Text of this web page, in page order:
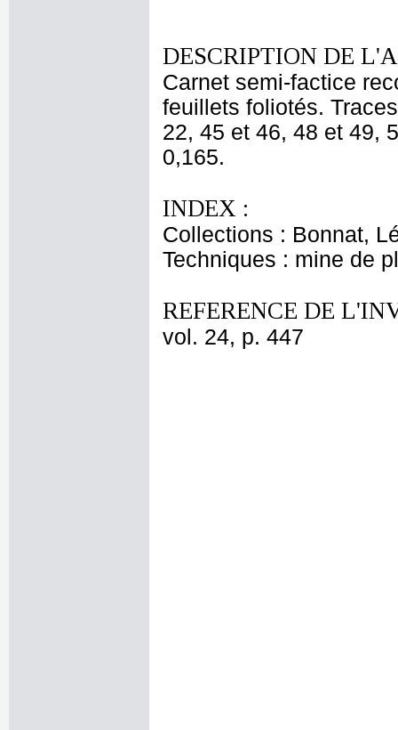
DESCRIPTION DE
Carnet semi-factice
feuillets foliotés.
22, 45 et 46, 48 et 49,
0,165.
INDEX :
Collections : Bonnat,
Techniques : mine de
REFERENCE DE
vol. 24, p. 447